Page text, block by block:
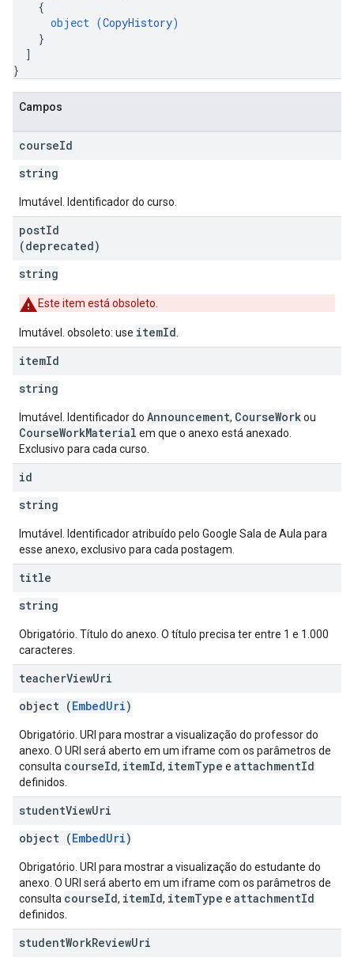
{
object (CopyHistory)
}
]
}
Campos
courseId
string
Imutável. Identificador do curso.
postId
(deprecated)
string
Este item está obsoleto.
Imutável. obsoleto: use itemId
itemId
string
Imutável. Identificador do Announcement, CourseWorkou
CourseWorkMaterial em que o anexo está anexado.
Exclusivo para cada curso.
id
string
Imutável. Identificador atribuído pelo Google Sala de Aula para
esse anexo, exclusivo para cada postagem.
title
string
Obrigatório. Título do anexo. O título precisa ter entre 1 e 1.000
caracteres.
teacherViewUri
object (EmbedUri)
Obrigatório. URI para mostrar a visualização do professor do
anexo. O URI será aberto em um iframe com os parâmetros de
consulta courseId, itemId, itemType e attachmentId
definidos.
studentViewUri
object (EmbedUri)
Obrigatório. URI para mostrar a visualização do estudante do
anexo. O URI será aberto em um iframe com os parâmetros de
consulta courseId, itemId, itemType e attachmentId
definidos.
studentWorkReviewUri